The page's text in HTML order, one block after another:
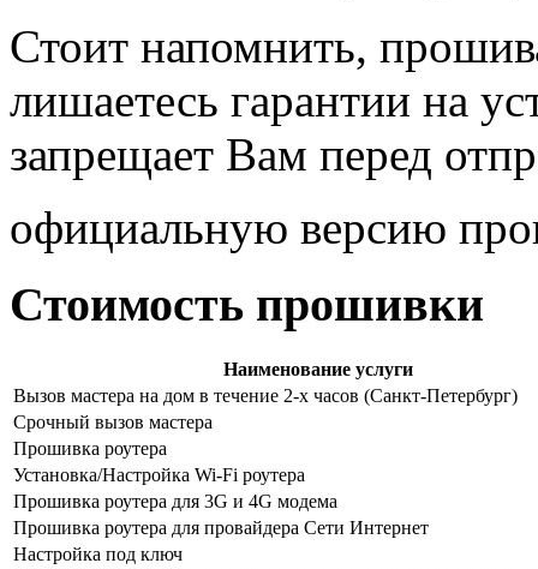
Стоит напомнить,
лишаетесь гарантии на
запрещает Вам перед
официальную версию
Стоимость прошивки
Наименование услуги
Вызов мастера на дом в течение 2-х часов (Санкт-Петербург)
Срочный вызов мастера
Прошивка роутера
Установка/Настройка Wi-Fi роутера
Прошивка роутера для 3G и 4G модема
Прошивка роутера для провайдера Сети Интернет
Настройка под ключ